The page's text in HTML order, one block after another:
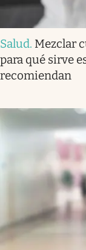
Salud. Mezclar
para qué sirve
recomiendan